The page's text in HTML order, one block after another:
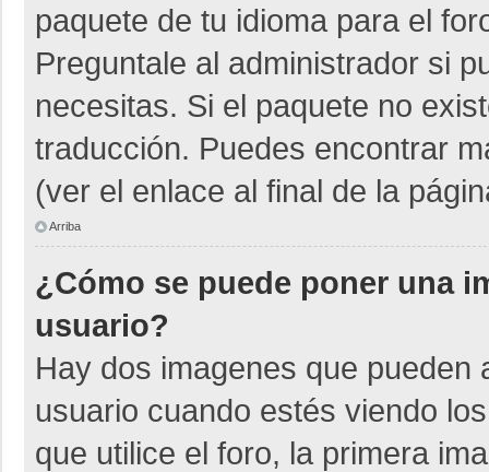
paquete de tu idioma para el
Preguntale al administrador si
necesitas. Si el paquete no
traducción. Puedes encontrar
(ver el enlace al final de la
Arriba
¿Cómo se puede poner una
usuario?
Hay dos imagenes que
usuario cuando estés viendo
que utilice el foro, la primera